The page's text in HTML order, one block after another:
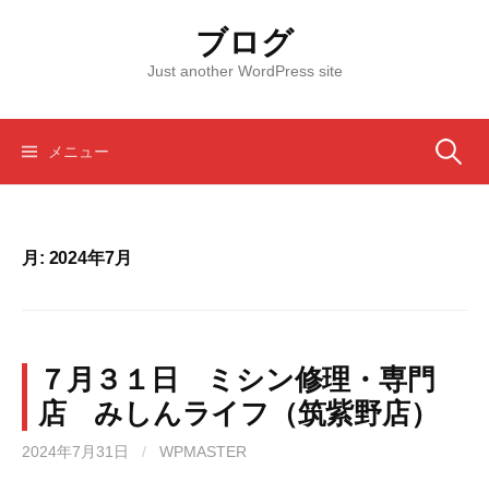
ツ
ブログ
Just another WordPress site
メニュー 検
月: 2024年7月
７月３１日 ミシン修理・専門
店 みしんライフ（筑紫野店）
2024年7月31日 / WPMASTER